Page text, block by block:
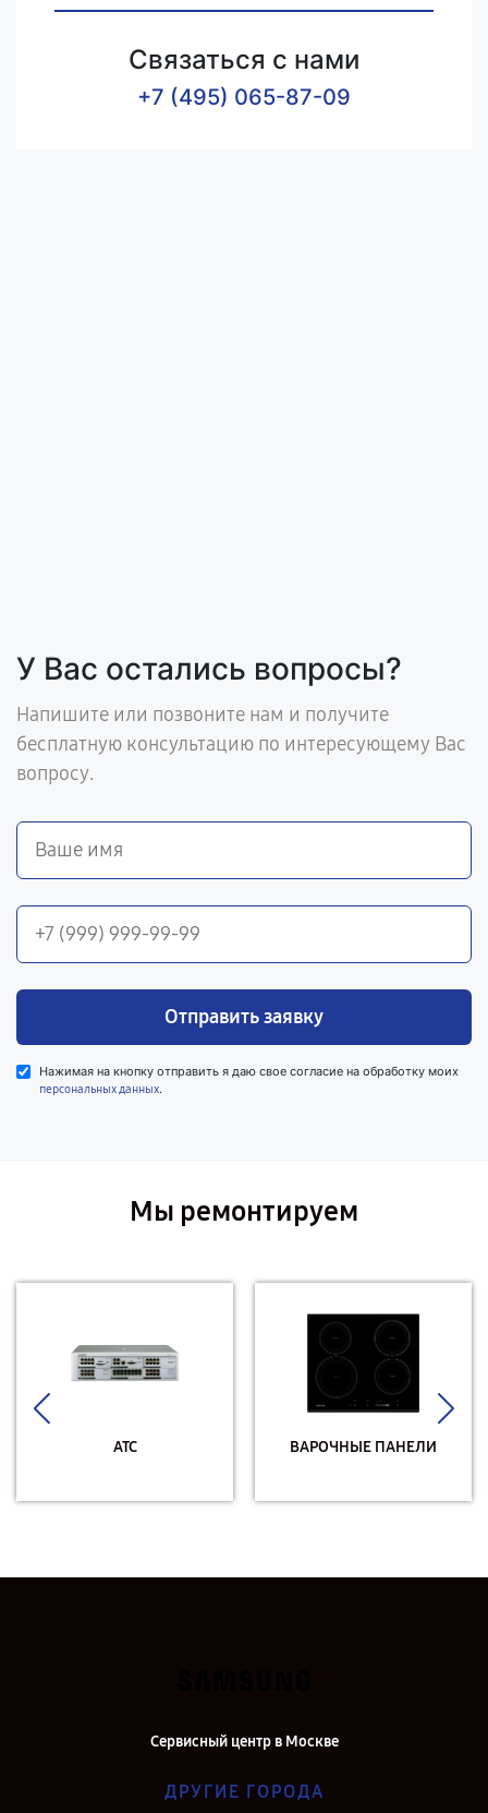
Связаться с нами
+7 (495) 065-87-09
У Вас остались вопросы?
Напишите или позвоните нам и получите
бесплатную консультацию по интересующему Вас
вопросу.
Отправить заявку
Нажимая на кнопку отправить я даю свое согласие на обработку моих
персональных данных.
Мы ремонтируем
АТС ВАРОЧНЫЕ ПАНЕЛИ
Сервисный центр в Москве
ДРУГИЕ ГОРОДА